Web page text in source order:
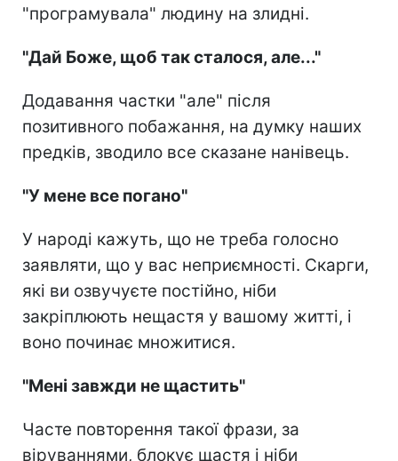
"програмувала" людину на злидні.
"Дай Боже, щоб так сталося, але..."
Додавання частки "але" після
позитивного побажання, на думку наших
предків, зводило все сказане нанівець.
"У мене все погано"
У народі кажуть, що не треба голосно
заявляти, що у вас неприємності. Скарги,
які ви озвучуєте постійно, ніби
закріплюють нещастя у вашому житті, і
воно починає множитися.
"Мені завжди не щастить"
Часте повторення такої фрази, за
віруваннями, блокує щастя і ніби